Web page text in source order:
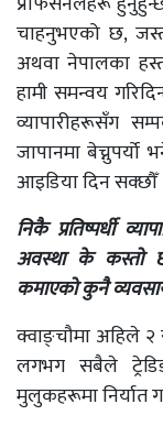
चाहनुभएको छ,
अथवा नेपालका
हामी समन्वय
व्यापारीहरूसँग
जापानमा
आइडिया दिन सक्छौँ
निकै प्रतिष्पर्धी
अवस्था के कस्तो
कमाएको कुनै
क्वाङ्चौमा अहिले २
लगभग सबैले
मुलुकहरूमा निर्यात